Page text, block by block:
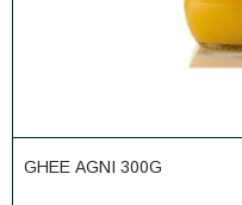
GHEE AGNI 300G